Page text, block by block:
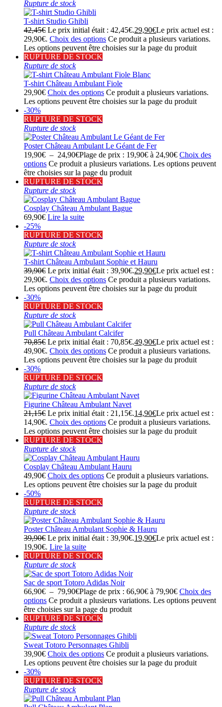
Rupture de stock
T-shirt Studio Ghibli
42,45€ Le prix initial était : 42,45€.29,90€Le prix actuel est :
29,90€. Choix des options Ce produit a plusieurs variations.
Les options peuvent être choisies sur la page du produit
RUPTURE DE STOCK
Rupture de stock
T-shirt Château Ambulant Fiole
29,90€ Choix des options Ce produit a plusieurs variations.
Les options peuvent être choisies sur la page du produit
-30%
RUPTURE DE STOCK
Rupture de stock
Poster Château Ambulant Le Géant de Fer
19,90€ – 24,90€Plage de prix : 19,90€ à 24,90€ Choix des
options Ce produit a plusieurs variations. Les options peuvent
être choisies sur la page du produit
RUPTURE DE STOCK
Rupture de stock
Cosplay Château Ambulant Bague
69,90€ Lire la suite
-25%
RUPTURE DE STOCK
Rupture de stock
T-shirt Château Ambulant Sophie et Hauru
39,90€ Le prix initial était : 39,90€.29,90€Le prix actuel est :
29,90€. Choix des options Ce produit a plusieurs variations.
Les options peuvent être choisies sur la page du produit
-30%
RUPTURE DE STOCK
Rupture de stock
Pull Château Ambulant Calcifer
70,85€ Le prix initial était : 70,85€.49,90€Le prix actuel est :
49,90€. Choix des options Ce produit a plusieurs variations.
Les options peuvent être choisies sur la page du produit
-30%
RUPTURE DE STOCK
Rupture de stock
Figurine Château Ambulant Navet
21,15€ Le prix initial était : 21,15€.14,90€Le prix actuel est :
14,90€. Choix des options Ce produit a plusieurs variations.
Les options peuvent être choisies sur la page du produit
RUPTURE DE STOCK
Rupture de stock
Cosplay Château Ambulant Hauru
49,90€ Choix des options Ce produit a plusieurs variations.
Les options peuvent être choisies sur la page du produit
-50%
RUPTURE DE STOCK
Rupture de stock
Poster Château Ambulant Sophie & Hauru
39,90€ Le prix initial était : 39,90€.19,90€Le prix actuel est :
19,90€. Lire la suite
RUPTURE DE STOCK
Rupture de stock
Sac de sport Totoro Adidas Noir
66,90€ – 79,90€Plage de prix : 66,90€ à 79,90€ Choix des
options Ce produit a plusieurs variations. Les options peuvent
être choisies sur la page du produit
RUPTURE DE STOCK
Rupture de stock
Sweat Totoro Personnages Ghibli
39,90€ Choix des options Ce produit a plusieurs variations.
Les options peuvent être choisies sur la page du produit
-30%
RUPTURE DE STOCK
Rupture de stock